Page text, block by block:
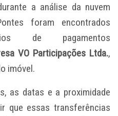
a análise da nuvem
foram encontrados
de pagamentos
VO Participações Ltda.,
imóvel.
as datas e a proximidade
que essas transferências